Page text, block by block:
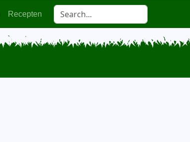
Recepten